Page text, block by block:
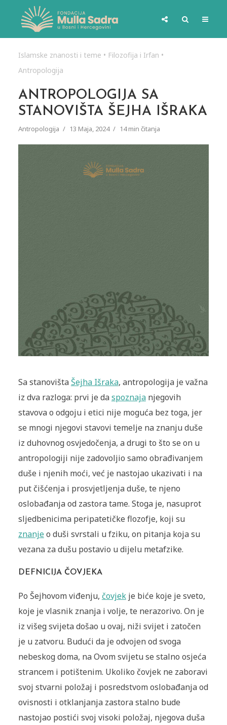
Islamske znanosti i teme • Filozofija i Irfan •
Antropologija
ANTROPOLOGIJA SA
STANOVIŠTA ŠEJHA IŠRAKA
Antropologija 13 Maja, 2024 14 min čitanja
Sa stanovištaŠejha Išraka, antropologija je važna
iz dva razloga: prvi je daspoznajanjegovih
stavova o odgoju i etici nije moguća bez toga, jer
se mnogi njegovi stavovi temelje na znanju duše
iz duhovnog osvjedočenja, a drugi to što se on u
antropologiji nije zadovoljio samo obrađivanjem
duše i njenih moći, već je nastojao ukazivati i na
put čišćenja i prosvjetljenja duše, te njeno
oslobađanja od zastora tame. Stoga je, nasuprot
sljedbenicima peripatetičke flozofje, koji su
znanjeo duši svrstali u fziku, on pitanja koja su
vezana za dušu postavio u dijelu metafzike.
DEFNICIJA ČOVJEKA
Po Šejhovom viđenju, čovjekje biće koje je sveto,
koje je vlasnik znanja i volje, te nerazorivo. On je
iz višeg svijeta došao u ovaj, niži svijet i zatočen
je u zatvoru. Budući da je odvojen od svoga
nebeskog doma, na Ovom svijetu se stalno osjeća
strancem i potištenim. Ukoliko čovjek ne zaboravi
svoj stvarni položaj i posredstvom oslobađanja od
ovisnosti i otklanjanja zastora stalno bude
nastojao postići svoj visoki položaj, njegova duša